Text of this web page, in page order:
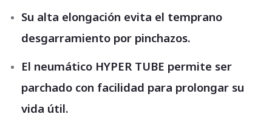
Su alta elongación evita el temprano
desgarramiento por pinchazos.
El neumático HYPER TUBE permite ser
parchado con facilidad para prolongar su
vida útil.